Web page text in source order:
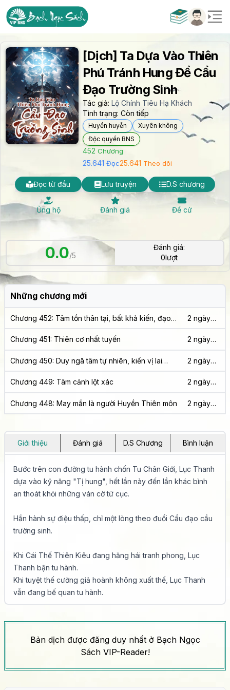
[Dịch] Ta Dựa Vào Thiên
Phú Tránh Hung Để Cẩu
Đạo Trường Sinh
Tác giả: Lộ Chính Tiêu Hạ Khách
Tình trạng:Còn tiếp
Huyền huyễn
Xuyên không
Độc quyền BNS
452 Chương
25.641 Đọc25.641 Theo dõi
Đọc từ đầu Lưu truyện D.S chương
Ủng hộ Đánh giá Đề cử
0.0/5
Đánh giá:
0lượt
Những chương mới
Chương 452: Tâm tồn thân tại, bất khả kiến, đạo
viện
2 ngày
trước
Chương 451: Thiên cơ nhất tuyến
2 ngày
trước
Chương 450: Duy ngã tâm tự nhiên, kiến vị lai
Phật quốc trụy
2 ngày
trước
Chương 449: Tâm cảnh lột xác
2 ngày
trước
Chương 448: May mắn là người Huyền Thiên môn
2 ngày
trước
Giới thiệu Đánh giá D.S Chương Bình luận
Bước trên con đường tu hành chốn Tu Chân Giới, Lục Thanh
dựa vào kỹ năng "Tị hung", hết lần này đến lần khác bình
an thoát khỏi những ván cờ tử cục.
Hắn hành sự điệu thấp, chỉ một lòng theo đuổi Cẩu đạo cầu
trường sinh.
Khi Cái Thế Thiên Kiêu đang hăng hái tranh phong, Lục
Thanh bận tu hành.
Khi tuyệt thế cường giả hoành không xuất thế, Lục Thanh
vẫn đang bế quan tu hành.
đã sớm hóa thành cát bụi xương khô trong nấm mồ tàn.
Bản dịch được đăng duy nhất ở Bạch Ngọc
Sách VIP-Reader!